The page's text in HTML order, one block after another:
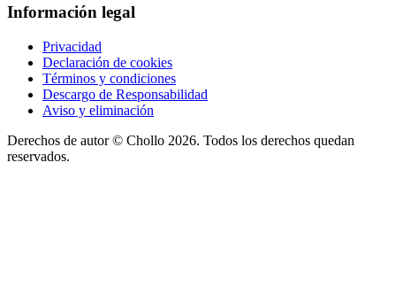
Información legal
Privacidad
Declaración de cookies
Términos y condiciones
Descargo de Responsabilidad
Aviso y eliminación
Derechos de autor © Chollo 2026. Todos los derechos quedan
reservados.